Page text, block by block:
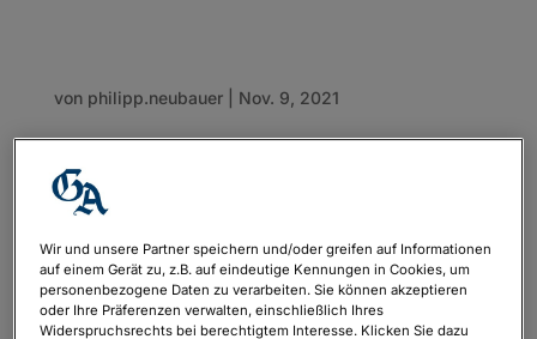
von philipp.neubauer| Nov. 9, 2021
Wir und unsere Partner speichern und/oder greifen auf Informationen
auf einem Gerät zu, z.B. auf eindeutige Kennungen in Cookies, um
personenbezogene Daten zu verarbeiten. Sie können akzeptieren
oder Ihre Präferenzen verwalten, einschließlich Ihres
Widerspruchsrechts bei berechtigtem Interesse. Klicken Sie dazu